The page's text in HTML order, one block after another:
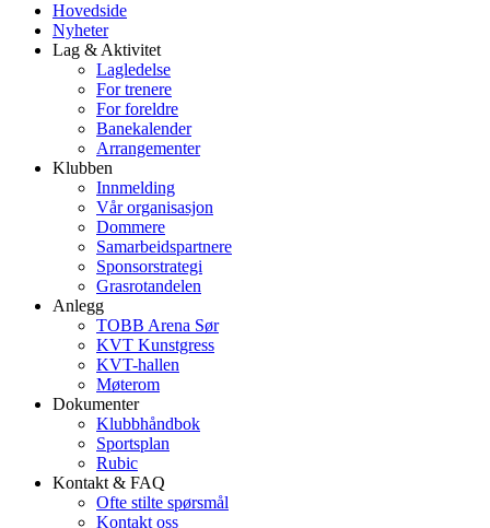
Hovedside
Nyheter
Lag & Aktivitet
Lagledelse
For trenere
For foreldre
Banekalender
Arrangementer
Klubben
Innmelding
Vår organisasjon
Dommere
Samarbeidspartnere
Sponsorstrategi
Grasrotandelen
Anlegg
TOBB Arena Sør
KVT Kunstgress
KVT-hallen
Møterom
Dokumenter
Klubbhåndbok
Sportsplan
Rubic
Kontakt & FAQ
Ofte stilte spørsmål
Kontakt oss